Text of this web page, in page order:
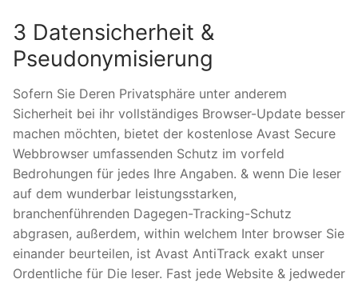
3 Datensicherheit &
Pseudonymisierung
Sofern Sie Deren Privatsphäre unter anderem
Sicherheit bei ihr vollständiges Browser-Update besser
machen möchten, bietet der kostenlose Avast Secure
Webbrowser umfassenden Schutz im vorfeld
Bedrohungen für jedes Ihre Angaben. & wenn Die leser
auf dem wunderbar leistungsstarken,
branchenführenden Dagegen-Tracking-Schutz
abgrasen, außerdem, within welchem Inter browser Sie
einander beurteilen, ist Avast AntiTrack exakt unser
Ordentliche für Die leser. Fast jede Website & jedweder